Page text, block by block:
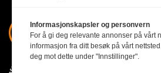
Informasjonskapsler og personvern
For å gi deg relevante annonser på vårt
informasjon fra ditt besøk på vårt
deg mot dette under "Innstillinger".